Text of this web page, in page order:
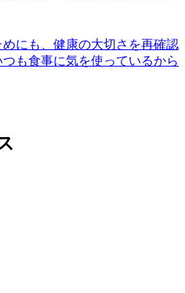
にも、健康の大切さを再確認
も食事に気を使っているから